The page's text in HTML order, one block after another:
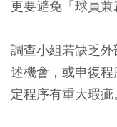
更要避免「球員兼
調查小組若缺乏
述機會，或申復
定程序有重大瑕疵